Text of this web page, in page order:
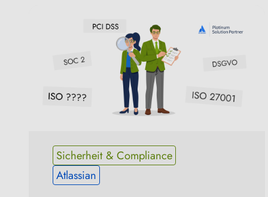
Sicherheit & Compliance
Atlassian